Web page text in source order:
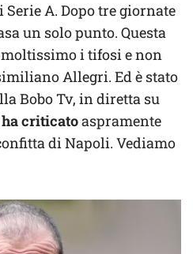
A. Dopo tre giornate
un solo punto. Questa
i tifosi e non
Allegri. Ed è stato
Bobo Tv, in diretta su
ha criticatoaspramente
di Napoli. Vediamo